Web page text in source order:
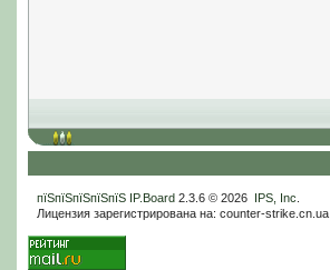
пїЅпїЅпїЅпїЅпїЅ IP.Board2.3.6 © 2026 IPS, Inc
Лицензия зарегистрирована на: counter-strike.cn.ua